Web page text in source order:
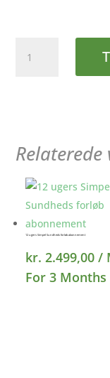
ugers
Relaterede
12 ugers Simpel Sundheds forløb abonnement
kr. 2.499,00 /
For 3 Months